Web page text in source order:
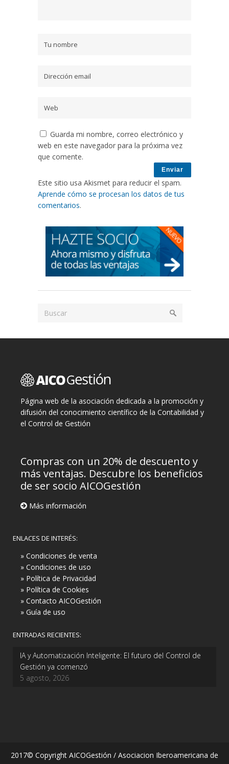
Guarda mi nombre, correo electrónico y
web en este navegador para la próxima vez
que comente.
Este sitio usa Akismet para reducir el spam.
Aprende cómo se procesan los datos de tus
comentarios.
Página web de la asociación dedicada a la promoción y
difusión del conocimiento científico de la Contabilidad y
el Control de Gestión
Compras con un 20% de descuento y
más ventajas. Descubre los beneficios
de ser socio AICOGestión
Más información
ENLACES DE INTERÉS:
» Condiciones de venta
» Condiciones de uso
» Política de Privacidad
» Política de Cookies
» Contacto AICOGestión
» Guía de uso
ENTRADAS RECIENTES:
IA y Automatización Inteligente: El futuro del Control de
Gestión ya comenzó
5 agosto, 2026
2017© Copyright AICOGestión / Asociacion Iberoamericana de